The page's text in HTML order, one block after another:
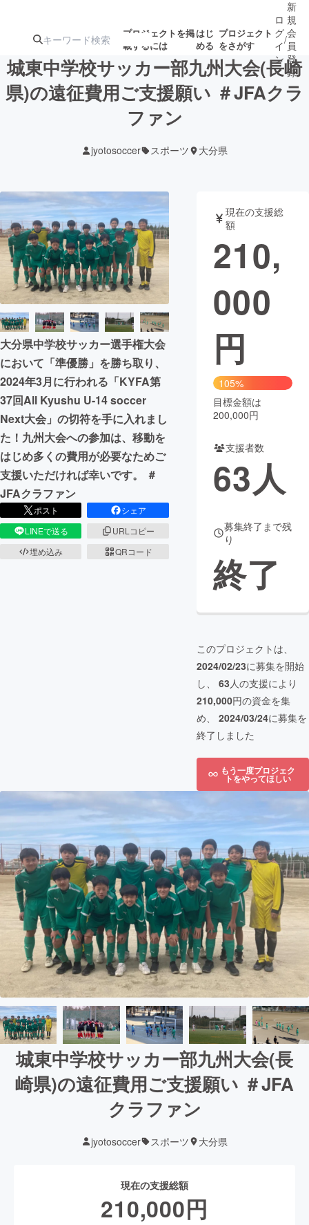
プロジェクトを掲
載するには
はじ
める
プロジェクト
をさがす
注目の新着プロ募集終了が近いプ
テクノロジー・ガジェット
映像・映画 書籍・雑誌
ビジネス・起業 チャレンジ
まちづくり・地域活性化
CAMPFIRE for Social Good
CAMPFIRE Creation
CAMPFIREふるさと納税
コミュニティ
ロ
グ
イ
ン
/
新
規
会
員
登
録
城東中学校サッカー部九州大会(長崎
県)の遠征費用ご支援願い ＃JFAクラ
ファン
jyotosoccer スポーツ 大分県
大分県中学校サッカー選手権大会
において「準優勝」を勝ち取り、
2024年3月に行われる「KYFA第
37回All Kyushu U-14 soccer
Next大会」の切符を手に入れまし
た！九州大会への参加は、移動を
はじめ多くの費用が必要なためご
支援いただければ幸いです。 ＃
JFAクラファン
ポスト
シェア
LINEで送る
URLコピー
埋め込み
QRコード
現在の支援総
額
210,
000
円
105%
目標金額は
200,000円
支援者数
63人
募集終了まで残
り
終了
このプロジェクトは、
2024/02/23に募集を開始
し、 63人の支援により
210,000円の資金を集
め、 2024/03/24に募集を
終了しました
もう一度プロジェク
トをやってほしい
城東中学校サッカー部九州大会(長
崎県)の遠征費用ご支援願い ＃JFA
クラファン
jyotosoccer スポーツ 大分県
現在の支援総額
210,000円